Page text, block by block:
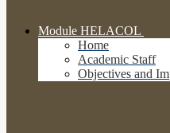
Module HELACOL
Home
Academic Staff
Objectives and